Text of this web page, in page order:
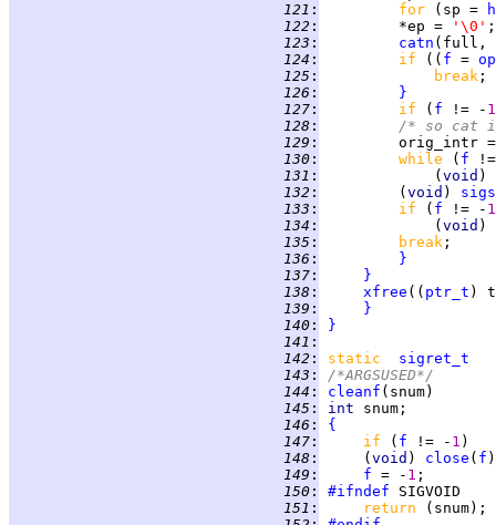
121 : for (sp =
122 :
         *ep =
'\0'
123 : catn (full,
124 : if (( f =
125 : break
126 :
}
127 : if ( f != - 1
128 :
/* so cat
129 :
orig_intr
130 : while ( f
131 :
             (
void )
132 :
         (
void )
133 : if ( f != - 1
134 :
             (
void )
135 : break
136 :
}
137 :
}
138 : xfree (( ptr_t
139 :
}
140 :
}
141 :
142 : static sigret_t
143 :
/*ARGSUSED*/
144 : cleanf
145 : int
146 :
{
147 : if ( f != - 1
148 :
     (
void ) close ( f
149 : f = - 1
150 : #ifndef
151 : return